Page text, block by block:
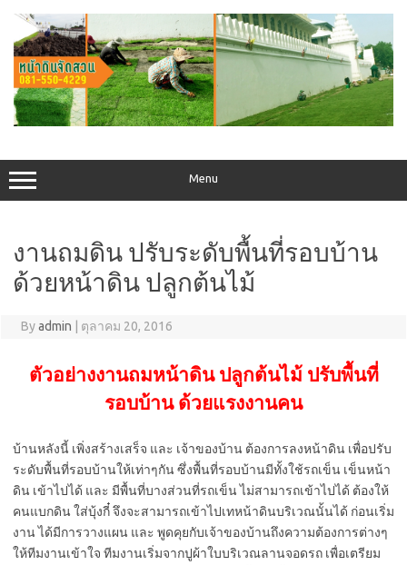
content
Menu
งานถมดิน ปรับระดับพื้นที่รอบบ้าน
ด้วยหน้าดิน ปลูกต้นไม้
Byadmin ตุลาคม 20, 2016
ตัวอย่างงานถมหน้าดิน ปลูกต้นไม้ ปรับพื้นที่
รอบบ้าน ด้วยแรงงานคน
บ้านหลังนี้ เพิ่งสร้างเสร็จ และ เจ้าของบ้าน ต้องการลงหน้าดิน เพื่อปรับ
ระดับพื้นที่รอบบ้านให้เท่าๆกัน ซึ่งพื้นที่รอบบ้านมีทั้งใช้รถเข็น เข็นหน้า
ดิน เข้าไปได้ และ มีพื้นที่บางส่วนที่รถเข็น ไม่สามารถเข้าไปได้ ต้องให้
คนแบกดิน ใส่บุ้งกี๋ จึงจะสามารถเข้าไปเทหน้าดินบริเวณนั้นได้ ก่อนเริ่ม
งาน ได้มีการวางแผน และ พูดคุยกับเจ้าของบ้านถึงความต้องการต่างๆ
ให้ทีมงานเข้าใจ ทีมงานเริ่มจากปูผ้าใบบริเวณลานจอดรถ เพื่อเตรียม